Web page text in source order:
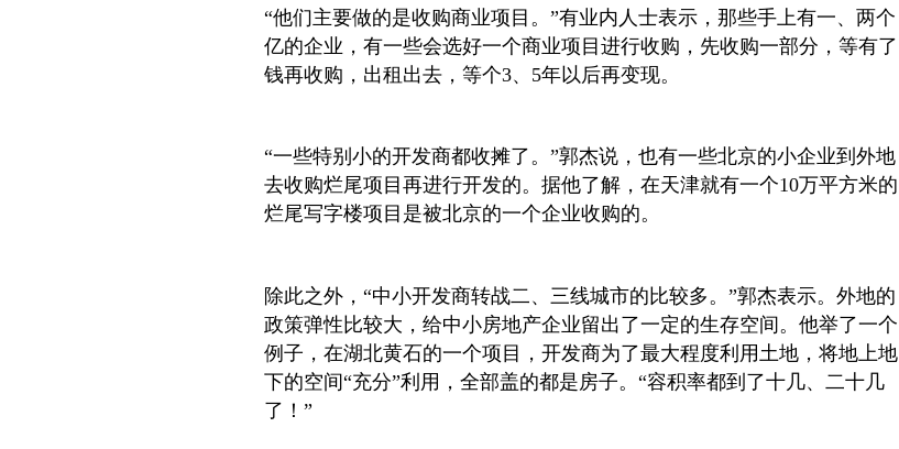
“他们主要做的是收购商业项目。”有业内人士表示，那些手上有一、两个
亿的企业，有一些会选好一个商业项目进行收购，先收购一部分，等有了
钱再收购，出租出去，等个3、5年以后再变现。
“一些特别小的开发商都收摊了。”郭杰说，也有一些北京的小企业到外地
去收购烂尾项目再进行开发的。据他了解，在天津就有一个10万平方米的
烂尾写字楼项目是被北京的一个企业收购的。
除此之外，“中小开发商转战二、三线城市的比较多。”郭杰表示。外地的
政策弹性比较大，给中小房地产企业留出了一定的生存空间。他举了一个
例子，在湖北黄石的一个项目，开发商为了最大程度利用土地，将地上地
下的空间“充分”利用，全部盖的都是房子。“容积率都到了十几、二十几
了！”